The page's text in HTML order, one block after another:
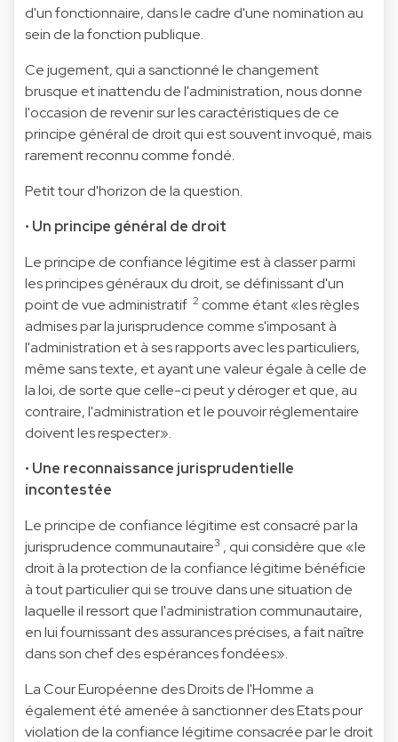
d'un fonctionnaire, dans le cadre d'une nomination au
sein de la fonction publique.
Ce jugement, qui a sanctionné le changement
brusque et inattendu de l'administration, nous donne
l'occasion de revenir sur les caractéristiques de ce
principe général de droit qui est souvent invoqué, mais
rarement reconnu comme fondé.
Petit tour d'horizon de la question.
• Un principe général de droit
Le principe de confiance légitime est à classer parmi
les principes généraux du droit, se définissant d'un
point de vue administratif 2 comme étant «les règles
admises par la jurisprudence comme s'imposant à
l'administration et à ses rapports avec les particuliers,
même sans texte, et ayant une valeur égale à celle de
la loi, de sorte que celle-ci peut y déroger et que, au
contraire, l'administration et le pouvoir réglementaire
doivent les respecter».
• Une reconnaissance jurisprudentielle
incontestée
Le principe de confiance légitime est consacré par la
jurisprudence communautaire3 , qui considère que «le
droit à la protection de la confiance légitime bénéficie
à tout particulier qui se trouve dans une situation de
laquelle il ressort que l'administration communautaire,
en lui fournissant des assurances précises, a fait naître
dans son chef des espérances fondées».
La Cour Européenne des Droits de l'Homme a
également été amenée à sanctionner des Etats pour
violation de la confiance légitime consacrée par le droit